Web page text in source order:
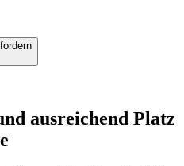
ausreichend Platz